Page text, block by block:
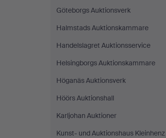
Göteborgs Auktionsverk
Halmstads Auktionskammare
Handelslagret Auktionsservice
Helsingborgs Auktionskammare
Höganäs Auktionsverk
Höörs Auktionshall
Karljohan Auktioner
Kunst- und Auktionshaus Kleinhenz